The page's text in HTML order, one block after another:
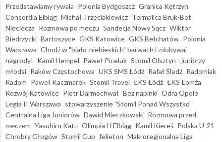
Przedstawiamy rywala Polonia Bydgoszcz Granica Kętrzyn
Concordia Elbląg Michał Trzeciakiewicz Termalica Bruk-Bet
Nieciecza Rozmowa po meczu Sandecja Nowy Sącz Wiktor
Biedrzycki Bartoszyce GKS Katowice GKS Bełchatów Polonia
Warszawa Chodź w "biało-niebieskich" barwach i zdobywaj
nagrody!
Kamil Hempel Paweł Piceluk Stomil Olsztyn - juniorzy
młodsi Raków Częstochowa UKS SMS Łódź Rafał Śledź Radomiak
Radom Paweł Kaczmarek Stomil Travel ŁKS Łódź ŁKS Łomża
Rozwój Katowice Piotr Darmochwał Bez napinki Odra Opole
Legia II Warszawa stowarzyszenie "Stomil Ponad Wszystko"
Centralna Liga Juniorów Dawid Mieczkowski Rozmowa przed
meczem Yasuhiro Katō Olimpia II Elbląg Kamil Kiereś Polska U-21
Chrobry Głogów Stomil Cup felieton Makroregionalna Liga